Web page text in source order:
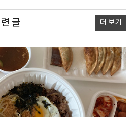
글 더 보기